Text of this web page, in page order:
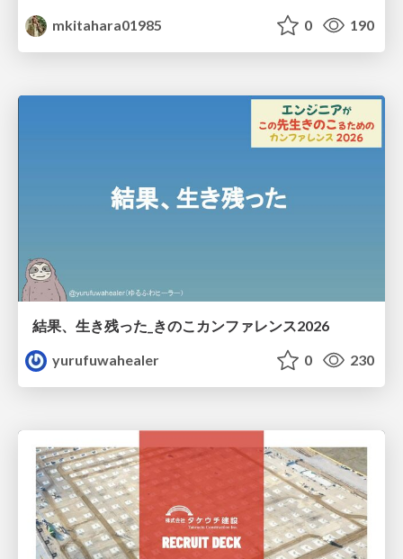
mkitahara01985
0 190
結果、生き残った_きのこカンファレンス2026
yurufuwahealer
0 230